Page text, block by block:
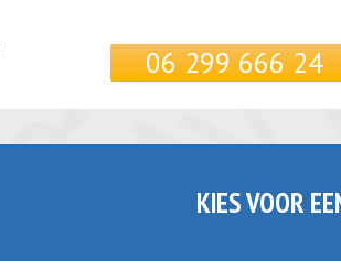
06 299 666 24
KIES VOOR